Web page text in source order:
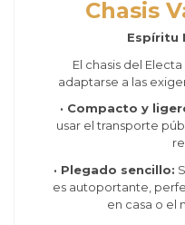
Chasis
Espíritu
El chasis del
adaptarse a las
· Compacto y
usar el transporte
· Plegado sencillo:
es autoportante,
en casa o el